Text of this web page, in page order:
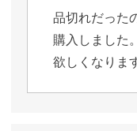
品切れだった
購入しました
欲しくなりま